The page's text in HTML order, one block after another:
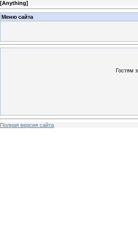
[Anything]
Меню сайта
Гостям
Полная версия сайта